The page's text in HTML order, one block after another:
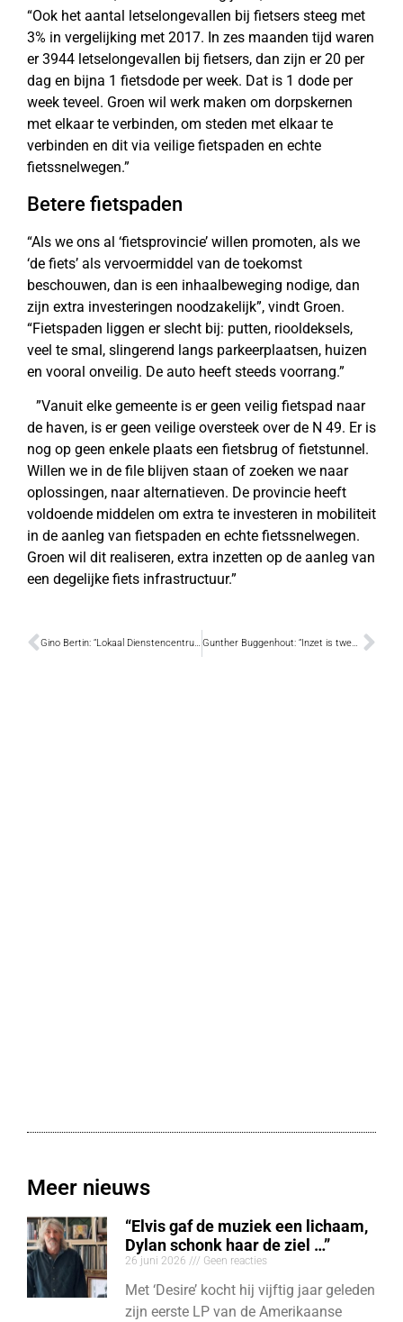
“Ook het aantal letselongevallen bij fietsers steeg met
3% in vergelijking met 2017. In zes maanden tijd waren
er 3944 letselongevallen bij fietsers, dan zijn er 20 per
dag en bijna 1 fietsdode per week. Dat is 1 dode per
week teveel. Groen wil werk maken om dorpskernen
met elkaar te verbinden, om steden met elkaar te
verbinden en dit via veilige fietspaden en echte
fietssnelwegen.”
Betere fietspaden
“Als we ons al ‘fietsprovincie’ willen promoten, als we
‘de fiets’ als vervoermiddel van de toekomst
beschouwen, dan is een inhaalbeweging nodige, dan
zijn extra investeringen noodzakelijk”, vindt Groen.
“Fietspaden liggen er slecht bij: putten, riooldeksels,
veel te smal, slingerend langs parkeerplaatsen, huizen
en vooral onveilig. De auto heeft steeds voorrang.”
”Vanuit elke gemeente is er geen veilig fietspad naar
de haven, is er geen veilige oversteek over de N 49. Er is
nog op geen enkele plaats een fietsbrug of fietstunnel.
Willen we in de file blijven staan of zoeken we naar
oplossingen, naar alternatieven. De provincie heeft
voldoende middelen om extra te investeren in mobiliteit
in de aanleg van fietspaden en echte fietssnelwegen.
Groen wil dit realiseren, extra inzetten op de aanleg van
een degelijke fiets infrastructuur.”
Gino Bertin: “Lokaal Dienstencentrum voor Schoonaarde, Appels en Oudegem” Gunther Buggenhout: “Inzet is tweede gemeenteraadslid”
Meer nieuws
“Elvis gaf de muziek een lichaam,
Dylan schonk haar de ziel …”
26 juni 2026 Geen reacties
Met ‘Desire’ kocht hij vijftig jaar geleden
zijn eerste LP van de Amerikaanse